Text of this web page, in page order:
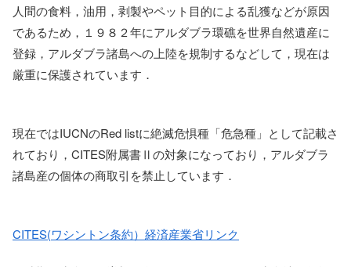
人間の食料，油用，剥製やペット目的による乱獲などが原因
であるため，１９８２年にアルダブラ環礁を世界自然遺産に
登録，アルダブラ諸島への上陸を規制するなどして，現在は
厳重に保護されています．
現在ではIUCNのRed listに絶滅危惧種「危急種」として記載さ
れており，CITES附属書Ⅱの対象になっており，アルダブラ
諸島産の個体の商取引を禁止しています．
CITES(ワシントン条約）経済産業省リンク